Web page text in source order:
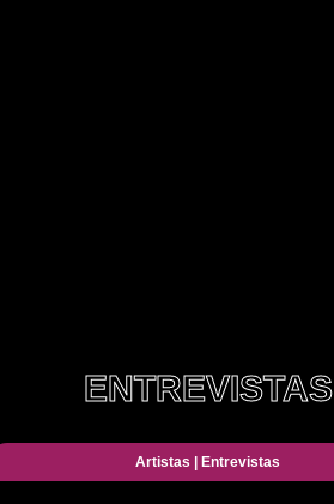
ENTREVISTAS
Artistas Entrevistas